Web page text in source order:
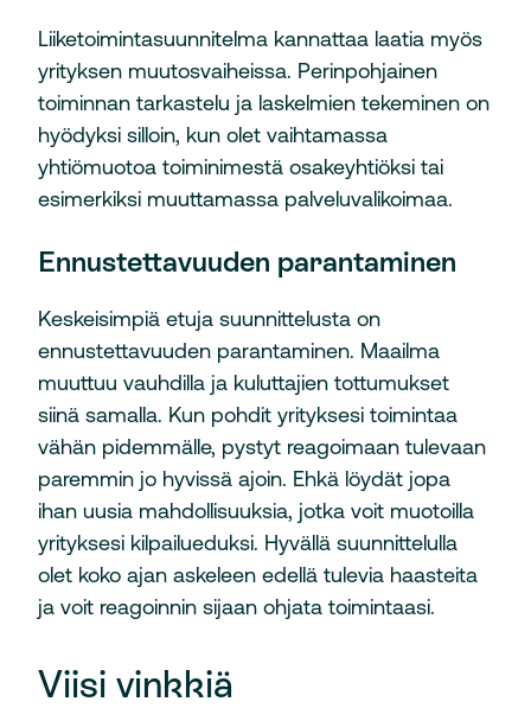
Liiketoimintasuunnitelma kannattaa laatia myös
yrityksen muutosvaiheissa. Perinpohjainen
toiminnan tarkastelu ja laskelmien tekeminen on
hyödyksi silloin, kun olet vaihtamassa
yhtiömuotoa toiminimestä osakeyhtiöksi tai
esimerkiksi muuttamassa palveluvalikoimaa.
Ennustettavuuden parantaminen
Keskeisimpiä etuja suunnittelusta on
ennustettavuuden parantaminen. Maailma
muuttuu vauhdilla ja kuluttajien tottumukset
siinä samalla. Kun pohdit yrityksesi toimintaa
vähän pidemmälle, pystyt reagoimaan tulevaan
paremmin jo hyvissä ajoin. Ehkä löydät jopa
ihan uusia mahdollisuuksia, jotka voit muotoilla
yrityksesi kilpailueduksi. Hyvällä suunnittelulla
olet koko ajan askeleen edellä tulevia haasteita
ja voit reagoinnin sijaan ohjata toimintaasi.
Viisi vinkkiä